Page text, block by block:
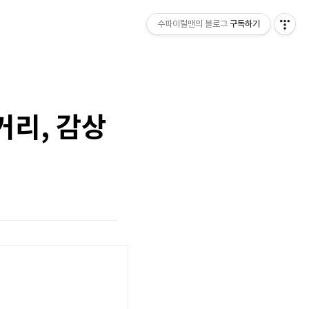
리, 감상
수파이럴맨의 블로그 구독하기